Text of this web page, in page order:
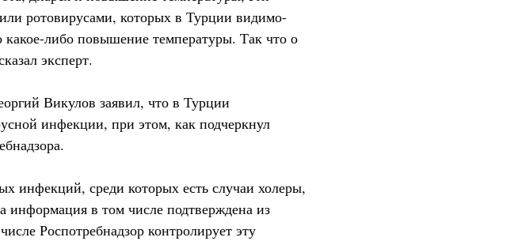
ротовирусами, которых в Турции видимо-
какое-либо повышение температуры. Так что о
эксперт.
Викулов заявил, что в Турции
инфекции, при этом, как подчеркнул
инфекций, среди которых есть случаи холеры,
информация в том числе подтверждена из
Роспотребнадзор контролирует эту